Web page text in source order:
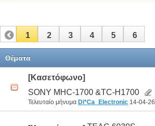
1 2 3 4 5 6
Θέματα
[Κασετόφωνο]
SONY MHC-1700 &TC-H1700
Τελευταίο μήνυμα Di*Ca_Electronic 14-04-26